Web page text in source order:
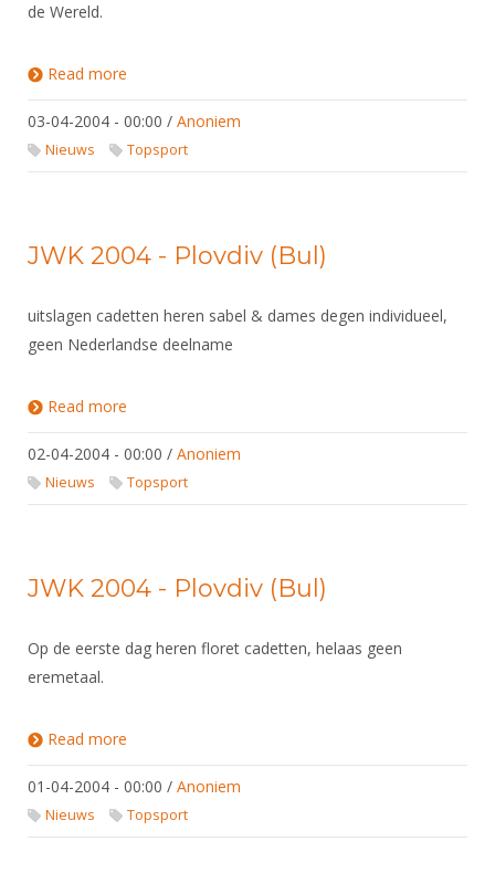
de Wereld.
Read more
03-04-2004 - 00:00 / Anoniem
Nieuws Topsport
JWK 2004 - Plovdiv (Bul)
uitslagen cadetten heren sabel & dames degen individueel,
geen Nederlandse deelname
Read more
02-04-2004 - 00:00 / Anoniem
Nieuws Topsport
JWK 2004 - Plovdiv (Bul)
Op de eerste dag heren floret cadetten, helaas geen
eremetaal.
Read more
01-04-2004 - 00:00 / Anoniem
Nieuws Topsport